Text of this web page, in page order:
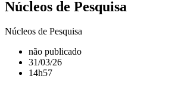
Núcleos de Pesquisa
Núcleos de Pesquisa
não publicado
31/03/26
14h57